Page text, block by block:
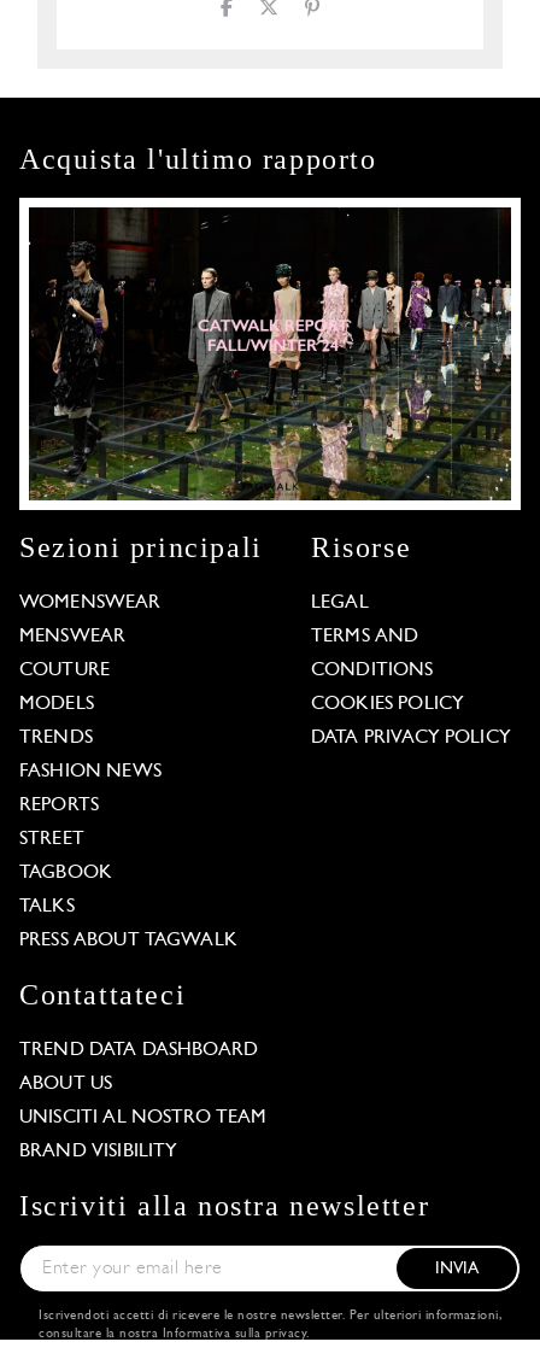
Acquista l'ultimo rapporto
Sezioni principali
WOMENSWEAR
MENSWEAR
COUTURE
MODELS
TRENDS
FASHION NEWS
REPORTS
STREET
TAGBOOK
TALKS
PRESS ABOUT TAGWALK
Risorse
LEGAL
TERMS AND
CONDITIONS
COOKIES POLICY
DATA PRIVACY POLICY
Contattateci
TREND DATA DASHBOARD
ABOUT US
UNISCITI AL NOSTRO TEAM
BRAND VISIBILITY
Iscriviti alla nostra newsletter
INVIA
Iscrivendoti accetti di ricevere le nostre newsletter. Per ulteriori informazioni,
consultare la nostra Informativa sulla privacy.